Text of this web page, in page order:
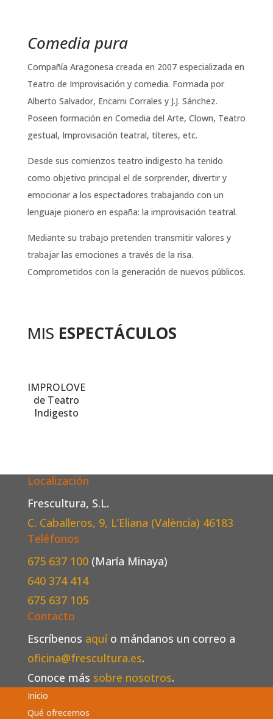
Comedia pura
Compañía Aragonesa creada en 2007 especializada en
Teatro de Improvisación y comedia. Formada por
Alberto Salvador, Encarni Corrales y J.J. Sánchez.
Poseen formación en Comedia del Arte, Clown, Teatro
gestual, Improvisación teatral, títeres, etc.
Desde sus comienzos teatro indigesto ha tenido
como objetivo principal el de sorprender, divertir y
emocionar a los espectadores trabajando con un
lenguaje pionero en españa: la improvisación teatral.
Mediante su trabajo pretenden transmitir valores y
trabajar las emociones a través de la risa.
Comprometidos con la generación de nuevos públicos.
MIS ESPECTÁCULOS
IMPROLOVE
de Teatro
Indigesto
Localización
Frescultura, S.L.
C. Caballeros, 9, L’Eliana (València) 46183
Teléfonos
675 637 100 (María Minaya)
640 374 414
675 637 105
Contacto
Escríbenos aquío mándanos un correo a
oficina@frescultura.es.
Conoce más sobre nosotros.
Inicio
Qué ofrecemos